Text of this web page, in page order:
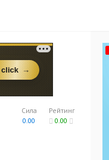
Рейтинг
0.00
Сила
0.00